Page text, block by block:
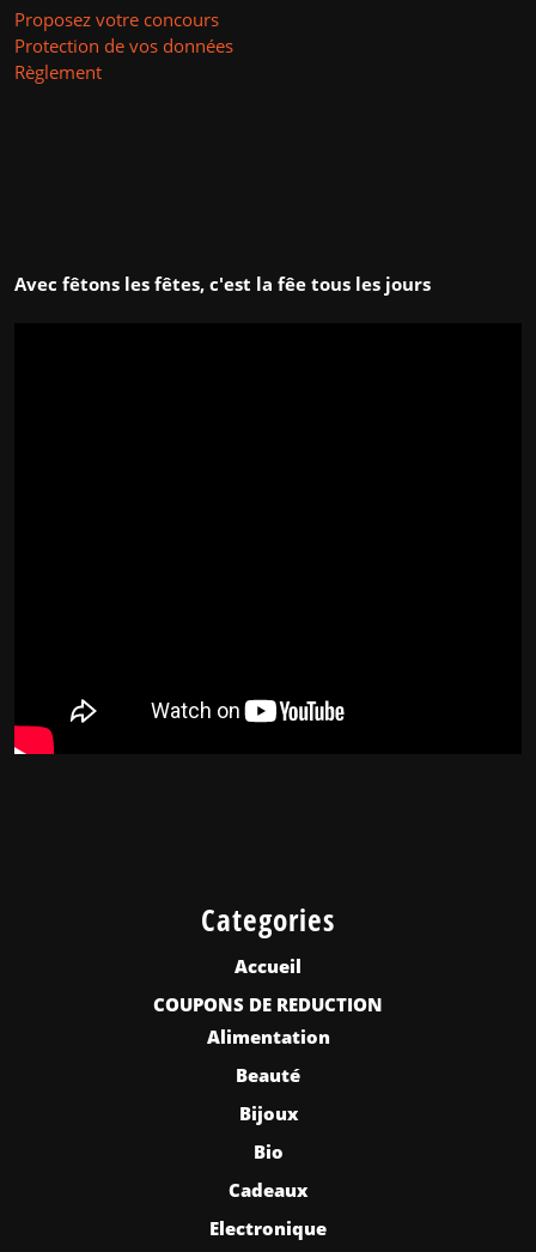
Proposez votre concours
Protection de vos données
Règlement
Avec fêtons les fêtes, c'est la fêe tous les jours
Categories
Accueil
COUPONS DE REDUCTION
Alimentation
Beauté
Bijoux
Bio
Cadeaux
Electronique